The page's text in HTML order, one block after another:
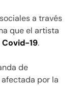
a través
que el artista
Covid-19.
de
por la